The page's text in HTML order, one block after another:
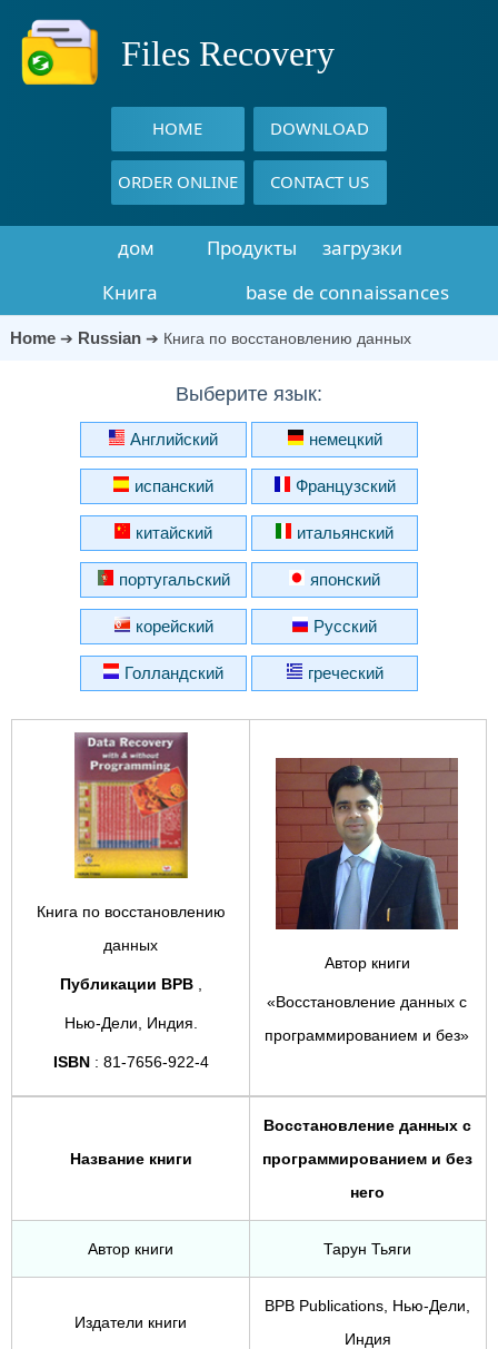
Files Recovery
HOME DOWNLOAD
ORDER ONLINE CONTACT US
дом Продукты
загрузки
Книга
восстановления
base de connaissances
Home➔ Russian➔ Книга по восстановлению данных
Выберите язык:
Английский немецкий
испанский Французский
китайский итальянский
португальский японский
корейский Русский
Голландский греческий
Книга по восстановлению
данных
Публикации BPB,
Нью-Дели, Индия.
ISBN: 81-7656-922-4
Автор книги
«Восстановление данных с
программированием и без»
Название книги
Восстановление данных с
программированием и без
него
Автор книги Тарун Тьяги
Издатели книги
BPB Publications, Нью-Дели,
Индия